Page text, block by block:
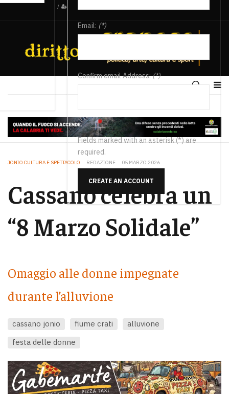
/
Email: (*)
Confirm email Address:(*)
Fields marked with an asterisk (*) are
required.
CREATE AN ACCOUNT
JONIO CULTURA E SPETTACOLO REDAZIONE 05 MARZO 2026
Cassano celebra un
“8 Marzo Solidale”
Omaggio alle donne impegnate
durante l’alluvione
cassano jonio fiume crati
alluvione
festa delle donne